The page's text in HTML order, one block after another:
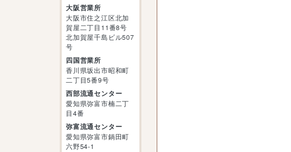
大阪営業所
大阪市住之江区北加
賀屋二丁目11番8号
北加賀屋千島ビル507
号
四国営業所
香川県坂出市昭和町
二丁目5番9号
西部流通センター
愛知県弥富市楠二丁
目4番
弥富流通センター
愛知県弥富市鍋田町
六野54-1